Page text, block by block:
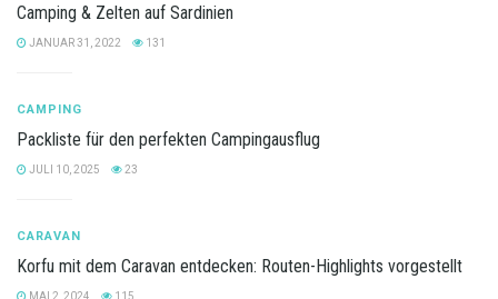
Camping & Zelten auf Sardinien
JANUAR 31, 2022 131
CAMPING
Packliste für den perfekten Campingausflug
JULI 10, 2025 23
CARAVAN
Korfu mit dem Caravan entdecken: Routen-Highlights vorgestellt
MAI 2, 2024 115